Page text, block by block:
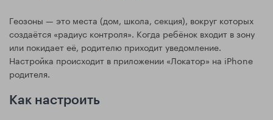
Геозоны — это места (дом, школа, секция), вокруг которых
создаётся «радиус контроля». Когда ребёнок входит в зону
или покидает её, родителю приходит уведомление.
Настройка происходит в приложении «Локатор» на iPhone
родителя.
Как настроить